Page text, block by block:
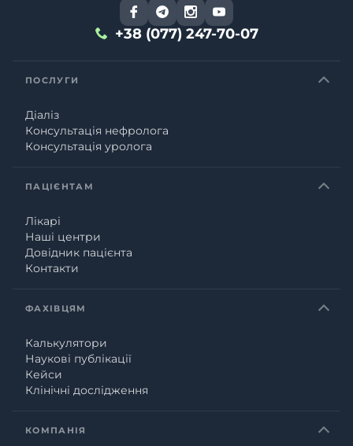
+38 (077) 247-70-07
ПОСЛУГИ
Діаліз
Консультація нефролога
Консультація уролога
ПАЦІЄНТАМ
Лікарі
Наші центри
Довідник пацієнта
Контакти
ФАХІВЦЯМ
Калькулятори
Наукові публікації
Кейси
Клінічні дослідження
КОМПАНІЯ